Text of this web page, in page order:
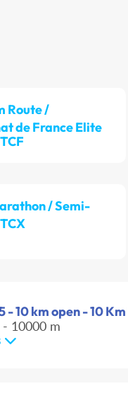
Route /
de France Elite
/ Semi-
- 10 km open - 10
10000 m